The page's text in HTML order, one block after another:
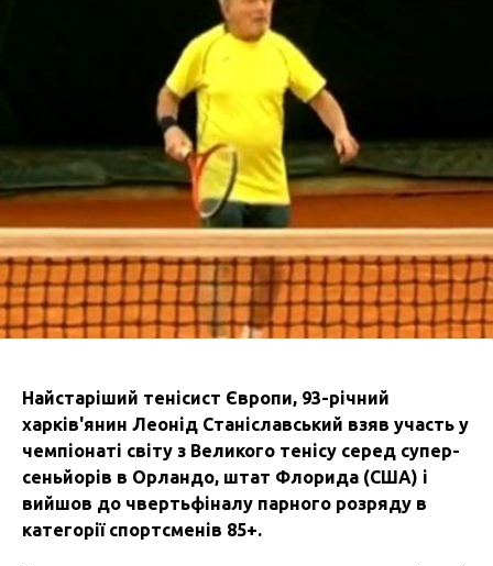
Найстаріший тенісист Європи, 93-річний
харків'янин Леонід Станіславський взяв участь у
чемпіонаті світу з Великого тенісу серед супер-
сеньйорів в Орландо, штат Флорида (США) і
вийшов до чвертьфіналу парного розряду в
категорії спортсменів 85+.